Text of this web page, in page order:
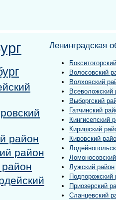
район
район
район
Ленинградская
Волосовский
Волховский
Всеволожский
Выборгский
Гатчинский
Кингисепский
Киришский
Кировский
Лужский район
Подпорожский
Приозерский
Сланцевский